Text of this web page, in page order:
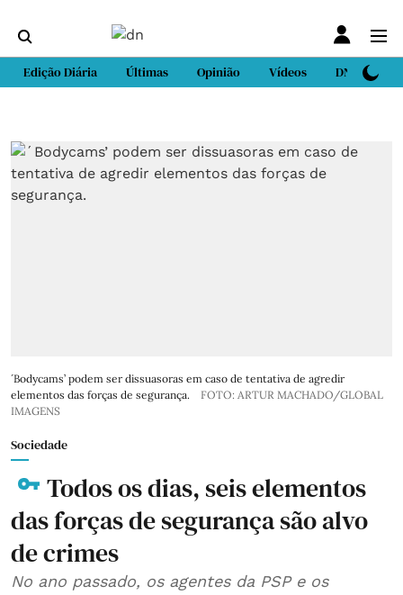
Edição Diária Últimas Opinião Vídeos DN Sport
´Bodycams’ podem ser dissuasoras em caso de tentativa de agredir
elementos das forças de segurança.
FOTO: ARTUR MACHADO/GLOBAL
IMAGENS
Sociedade
Todos os dias, seis elementos
das forças de segurança são alvo
de crimes
No ano passado, os agentes da PSP e os